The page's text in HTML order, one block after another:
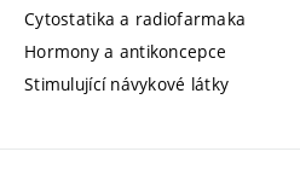
Cytostatika a radiofarmaka
Hormony a antikoncepce
Stimulující návykové látky